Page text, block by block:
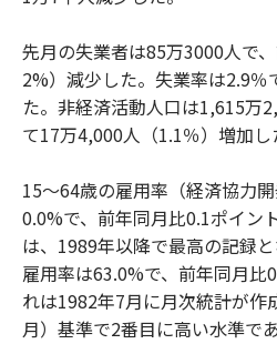
先月の失業者は85万3000人で
2%）減少した。失業率は2.9％
た。非経済活動人口は1,615万
て17万4,000人（1.1％）増加し
15～64歳の雇用率（経済協力
0.0%で、前年同月比0.1ポイン
は、1989年以降で最高の記録
雇用率は63.0%で、前年同月比
れは1982年7月に月次統計が作
月）基準で2番目に高い水準であ